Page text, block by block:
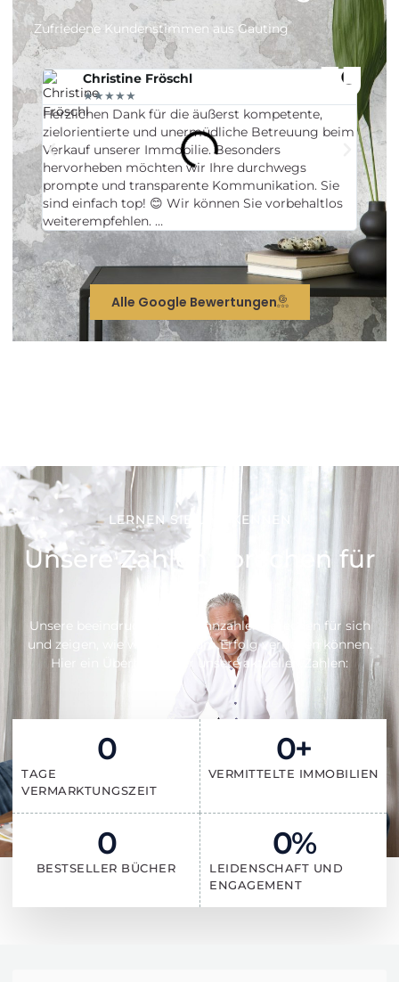
Zufriedene Kundenstimmen aus Gauting
Christine Fröschl
★★★★★
Herzlichen Dank für die äußerst kompetente,
zielorientierte und unermüdliche Betreuung beim
Verkauf unserer Immobilie. Besonders
hervorheben möchten wir Ihre durchwegs
prompte und transparente Kommunikation. Sie
sind einfach top! 😊 Wir können Sie vorbehaltlos
weiterempfehlen. …
Alle Google Bewertungen
LERNEN SIE UNS KENNEN
Unsere Zahlen sprechen für
sich
Unsere beeindruckenden Kennzahlen sprechen für sich
und zeigen, wie wir Ihnen zum Erfolg verhelfen können.
Hier ein Überblick über unsere aktuellen Zahlen:
TAGE
VERMARKTUNGSZEIT
0
VERMITTELTE IMMOBILIEN
0+
BESTSELLER BÜCHER
0
LEIDENSCHAFT UND
ENGAGEMENT
0%